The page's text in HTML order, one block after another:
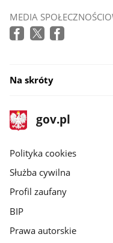
MEDIA
Na skróty
stopka
gov.pl
Strona
gov.pl
gov.pl
Polityka cookies
Służba cywilna
Profil zaufany
BIP
Prawa autorskie